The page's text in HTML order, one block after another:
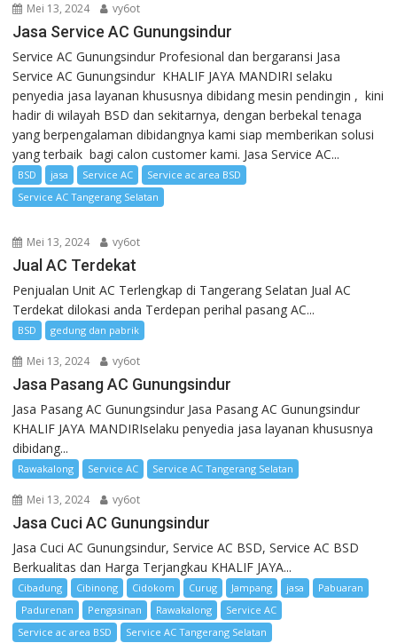
Mei 13, 2024 vy6ot
Jasa Service AC Gunungsindur
Service AC Gunungsindur Profesional dan bergaransi Jasa
Service AC Gunungsindur KHALIF JAYA MANDIRI selaku
penyedia jasa layanan khususnya dibidang mesin pendingin , kini
hadir di wilayah BSD dan sekitarnya, dengan berbekal tenaga
yang berpengalaman dibidangnya kami siap memberikan solusi
yang terbaik bagi calon customer kami. Jasa Service AC...
BSD jasa Service AC
Service ac area BSD
Service AC Tangerang Selatan
Mei 13, 2024 vy6ot
Jual AC Terdekat
Penjualan Unit AC Terlengkap di Tangerang Selatan Jual AC
Terdekat dilokasi anda Terdepan perihal pasang AC...
BSD gedung dan pabrik
Mei 13, 2024 vy6ot
Jasa Pasang AC Gunungsindur
Jasa Pasang AC Gunungsindur Jasa Pasang AC Gunungsindur
KHALIF JAYA MANDIRIselaku penyedia jasa layanan khususnya
dibidang...
Rawakalong Service AC Service AC Tangerang Selatan
Mei 13, 2024 vy6ot
Jasa Cuci AC Gunungsindur
Jasa Cuci AC Gunungsindur, Service AC BSD, Service AC BSD
Berkualitas dan Harga Terjangkau KHALIF JAYA...
Cibadung Cibinong Cidokom Curug Jampang jasa
Pabuaran
Padurenan
Pengasinan Rawakalong
Service AC
Service ac area BSD
Service AC Tangerang Selatan